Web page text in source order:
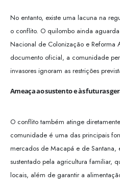
No entanto, existe uma lacuna na
o conflito. O quilombo ainda
Nacional de Colonização e Reforma
documento oficial, a comunidade
invasores ignoram as restrições
Ameaça ao sustento e às futuras
O conflito também atinge
comunidade é uma das principais
mercados de Macapá e de
sustentado pela agricultura familiar,
locais, além de garantir a